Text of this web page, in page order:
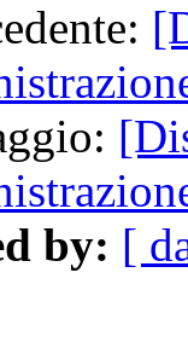
by: [